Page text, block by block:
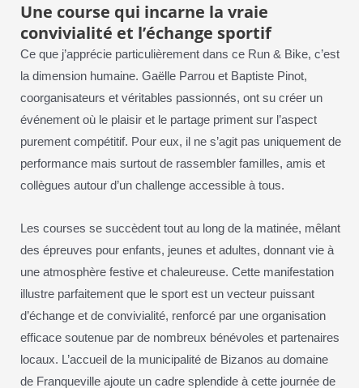
Une course qui incarne la vraie
convivialité et l’échange sportif
Ce que j’apprécie particulièrement dans ce Run & Bike, c’est
la dimension humaine. Gaëlle Parrou et Baptiste Pinot,
coorganisateurs et véritables passionnés, ont su créer un
événement où le plaisir et le partage priment sur l’aspect
purement compétitif. Pour eux, il ne s’agit pas uniquement de
performance mais surtout de rassembler familles, amis et
collègues autour d’un challenge accessible à tous.
Les courses se succèdent tout au long de la matinée, mêlant
des épreuves pour enfants, jeunes et adultes, donnant vie à
une atmosphère festive et chaleureuse. Cette manifestation
illustre parfaitement que le sport est un vecteur puissant
d’échange et de convivialité, renforcé par une organisation
efficace soutenue par de nombreux bénévoles et partenaires
locaux. L’accueil de la municipalité de Bizanos au domaine
de Franqueville ajoute un cadre splendide à cette journée de